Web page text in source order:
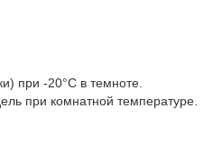
при -20°C в темноте.
при комнатной температуре.